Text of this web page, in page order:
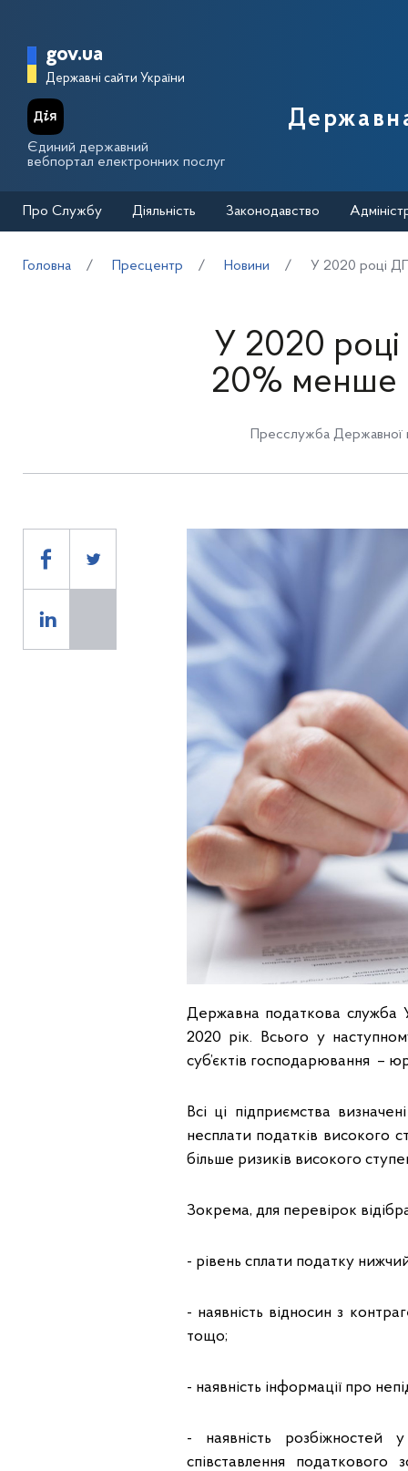
Головна сторінка Державної
gov.ua
Державні сайти України
Єдиний державний
вебпортал електронних послуг
Про Службу Діяльність Законодавство
Головна Пресцентр Новини У 2020 році
У 2020
20% менше
Пресслужба Державної
Державна податкова служба
2020 рік. Всього у
суб’єктів господарювання –
Всі ці підприємства
несплати податків високого
більше ризиків високого
Зокрема, для перевірок
- рівень сплати податку нижчий
- наявність відносин з
тощо;
- наявність інформації про
- наявність розбіжностей
співставлення податкового